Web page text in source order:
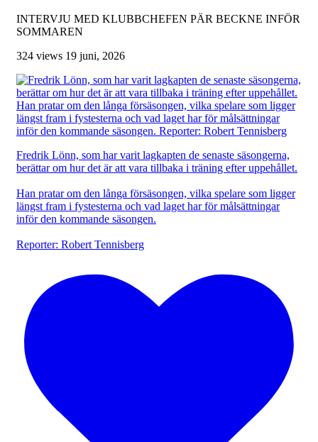
INTERVJU MED KLUBBCHEFEN PÄR BECKNE INFÖR
SOMMAREN
324 views 19 juni, 2026
Fredrik Lönn, som har varit lagkapten de senaste säsongerna,
berättar om hur det är att vara tillbaka i träning efter uppehållet.
Han pratar om den långa försäsongen, vilka spelare som ligger
längst fram i fystesterna och vad laget har för målsättningar
inför den kommande säsongen.
Reporter: Robert Tennisberg